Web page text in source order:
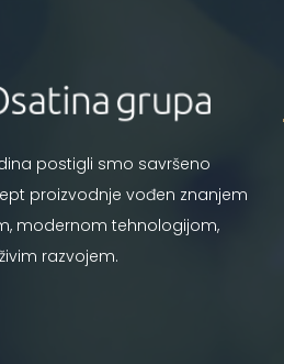
postigli smo savršeno
proizvodnje vođen znanjem
modernom tehnologijom,
razvojem.